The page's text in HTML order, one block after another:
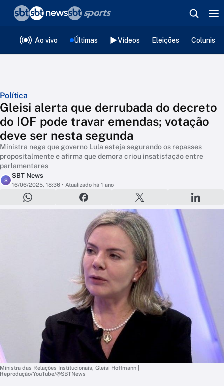
Ao vivo Últimas Vídeos Eleições
Política
Gleisi alerta que derrubada do decreto
do IOF pode travar emendas; votação
deve ser nesta segunda
Ministra nega que governo Lula esteja segurando os repasses
propositalmente e afirma que demora criou insatisfação entre
parlamentares
S
SBT News
16/06/2025, 18:36 • Atualizado há 1 ano
Ministra das Relações Institucionais, Gleisi Hoffmann |
Reprodução/YouTube/@SBTNews
❮voltar
Editorias